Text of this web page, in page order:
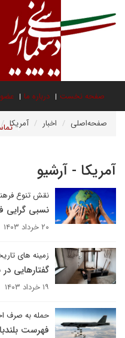
صفحه نخست درباره ما
صفحه‌اصلی اخبار آمریکا
آمریکا - آرشیو
نقش تنوع
نسبی گرایی
۲۰ خرداد ۱۴۰۳
زمینه های
گفتارهایی
۱۹ خرداد ۱۴۰۳
حمله به صرف
فهرست